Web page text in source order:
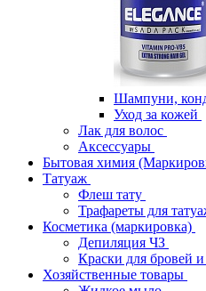
Шампуни,
Уход за кожей
Лак для волос
Аксессуары
Бытовая химия
Татуаж
Флеш тату
Трафареты для
Косметика (маркировка)
Депиляция ЧЗ
Краски для бровей
Хозяйственные товары